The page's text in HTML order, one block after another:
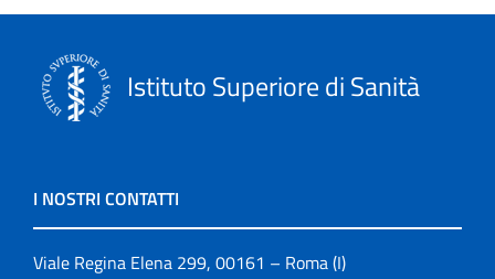
Istituto Superiore di Sanità
I NOSTRI CONTATTI
Viale Regina Elena 299, 00161 – Roma (I)